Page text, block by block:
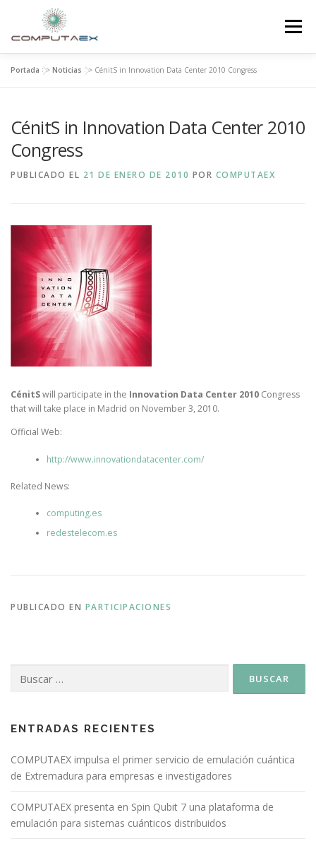
Menú
SUPERCOMPUTACIÓN NOTICIAS
Portada >> Noticias >> CénitS in Innovation Data Center 2010 Congress
CénitS in Innovation Data Center 2010
Congress
PUBLICADO EL 21 DE ENERO DE 2010 POR COMPUTAEX
CénitSwill participate in the Innovation Data Center 2010 Congress
that will take place in Madrid on November 3, 2010.
Official Web:
http://www.innovationdatacenter.com/
Related News:
computing.es
redestelecom.es
PUBLICADO EN PARTICIPACIONES
ENTRADAS RECIENTES
COMPUTAEX impulsa el primer servicio de emulación cuántica
de Extremadura para empresas e investigadores
COMPUTAEX presenta en Spin Qubit 7 una plataforma de
emulación para sistemas cuánticos distribuidos